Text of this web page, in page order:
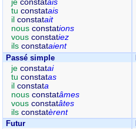
je constatais
tu constatais
il constatait
nous constations
vous constatiez
ils constataient
Passé simple
je constatai
tu constatas
il constata
nous constatâmes
vous constatâtes
ils constatèrent
Futur